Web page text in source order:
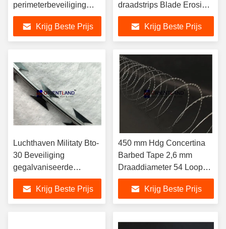
perimeterbeveiliging
Razor Wire / Concertina
prikkeldraadKrijg Beste Prijs
draadstrips Blade Erosion
Resistent Bto-10
Krijg Beste Prijs
Luchthaven Militaty Bto-
30 Beveiliging
gegalvaniseerde
scheerdraad 54-56
lussenKrijg Beste Prijs
450 mm Hdg Concertina
Barbed Tape 2,6 mm
Draaddiameter 54 Loops
-56 Loops
Krijg Beste Prijs